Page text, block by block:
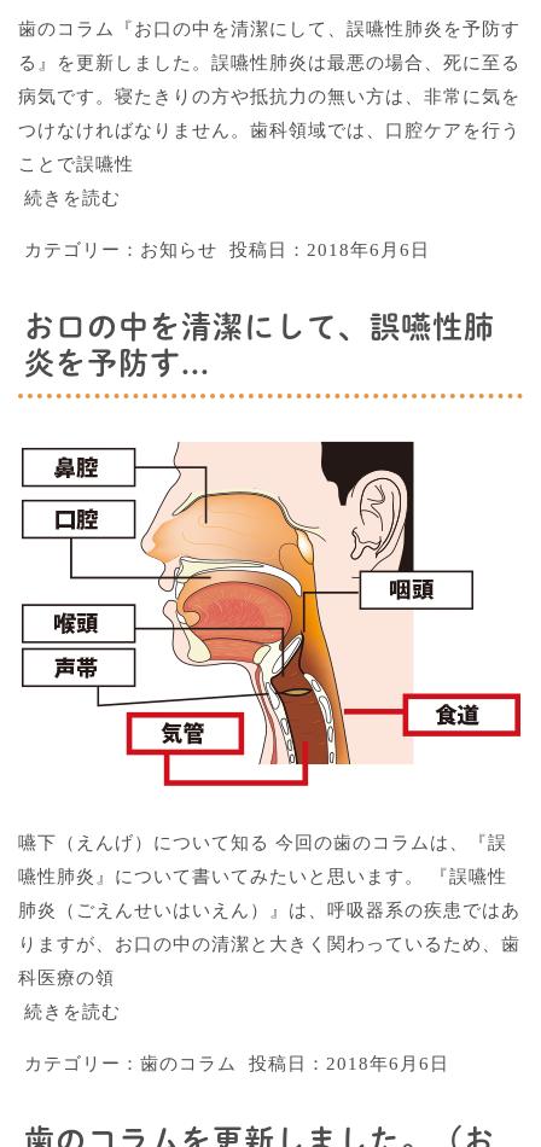
歯のコラム『お口の中を清潔にして、誤嚥性肺炎を予防す
る』を更新しました。誤嚥性肺炎は最悪の場合、死に至る
病気です。寝たきりの方や抵抗力の無い方は、非常に気を
つけなければなりません。歯科領域では、口腔ケアを行う
ことで誤嚥性
続きを読む
カテゴリー： お知らせ 投稿日： 2018年6月6日
お口の中を清潔にして、誤嚥性肺
炎を予防す...
嚥下（えんげ）について知る 今回の歯のコラムは、『誤
嚥性肺炎』について書いてみたいと思います。 『誤嚥性
肺炎（ごえんせいはいえん）』は、呼吸器系の疾患ではあ
りますが、お口の中の清潔と大きく関わっているため、歯
科医療の領
続きを読む
カテゴリー： 歯のコラム 投稿日： 2018年6月6日
歯のコラムを更新しました。（お